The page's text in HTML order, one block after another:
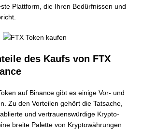
Plattform, die Ihren Bedürfnissen und
des Kaufs von FTX
auf Binance gibt es einige Vor- und
Zu den Vorteilen gehört die Tatsache,
und vertrauenswürdige Krypto-
breite Palette von Kryptowährungen